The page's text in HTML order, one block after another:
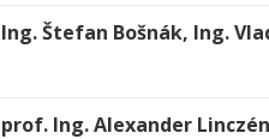
Ing. Štefan Bošnák, Ing.
prof. Ing. Alexander